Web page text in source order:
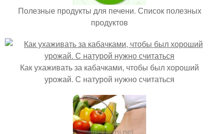
Полезные продукты для печени. Список полезных
продуктов
Как ухаживать за кабачками, чтобы был хороший
урожай. С натурой нужно считаться